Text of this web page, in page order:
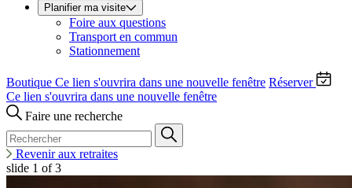
Planifier ma visite
Foire aux questions
Transport en commun
Stationnement
Boutique Ce lien s'ouvrira dans une nouvelle fenêtre Réserver
Ce lien s'ouvrira dans une nouvelle fenêtre
Faire une recherche
Revenir aux retraites
slide 1 of 3